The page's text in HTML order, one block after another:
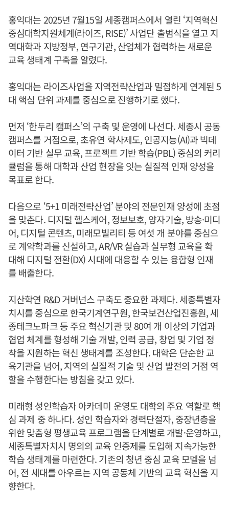
홍익대는 2025년 7월15일 세종캠퍼스에서 열린 ‘지역혁신
중심대학지원체계(라이즈, RISE)’ 사업단 출범식을 열고 지
역대학과 지방정부, 연구기관, 산업체가 협력하는 새로운
교육 생태계 구축을 알렸다.
홍익대는 라이즈사업을 지역전략산업과 밀접하게 연계된 5
대 핵심 단위 과제를 중심으로 진행하기로 했다.
먼저 ‘한두리 캠퍼스’의 구축 및 운영에 나선다. 세종시 공동
캠퍼스를 거점으로, 초유연 학사제도, 인공지능(AI)과 빅데
이터 기반 실무 교육, 프로젝트 기반 학습(PBL) 중심의 커리
큘럼을 통해 대학과 산업 현장을 잇는 실질적 인재 양성을
목표로 한다.
다음으로 ‘5+1 미래전략산업’ 분야의 전문인재 양성에 초점
을 맞춘다. 디지털 헬스케어, 정보보호, 양자기술, 방송·미디
어, 디지털 콘텐츠, 미래모빌리티 등 여섯 개 분야를 중심으
로 계약학과를 신설하고, AR/VR 실습과 실무형 교육을 확
대해 디지털 전환(DX) 시대에 대응할 수 있는 융합형 인재
를 배출한다.
지산학연 R&D 거버넌스 구축도 중요한 과제다. 세종특별자
치시를 중심으로 한국기계연구원, 한국보건산업진흥원, 세
종테크노파크 등 주요 혁신기관 및 80여 개 이상의 기업과
협업 체계를 형성해 기술 개발, 인력 공급, 창업 및 기업 정
착을 지원하는 혁신 생태계를 조성한다. 대학은 단순한 교
육기관을 넘어, 지역의 실질적 기술 및 산업 발전의 거점 역
할을 수행한다는 방침을 갖고 있다.
미래형 성인학습자 아카데미 운영도 대학의 주요 역할로 핵
심 과제 중 하나다. 성인 학습자와 경력단절자, 중장년층을
위한 맞춤형 평생교육 프로그램을 단계별로 개발·운영하고,
세종특별자치시 명의의 교육 인증제를 도입해 지속가능한
학습 생태계를 마련한다. 기존의 청년 중심 교육 모델을 넘
어, 전 세대를 아우르는 지역 공동체 기반의 교육 혁신을 지
향한다.